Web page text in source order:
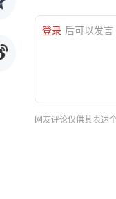
登录 后可以发言
网友评论仅供其表达